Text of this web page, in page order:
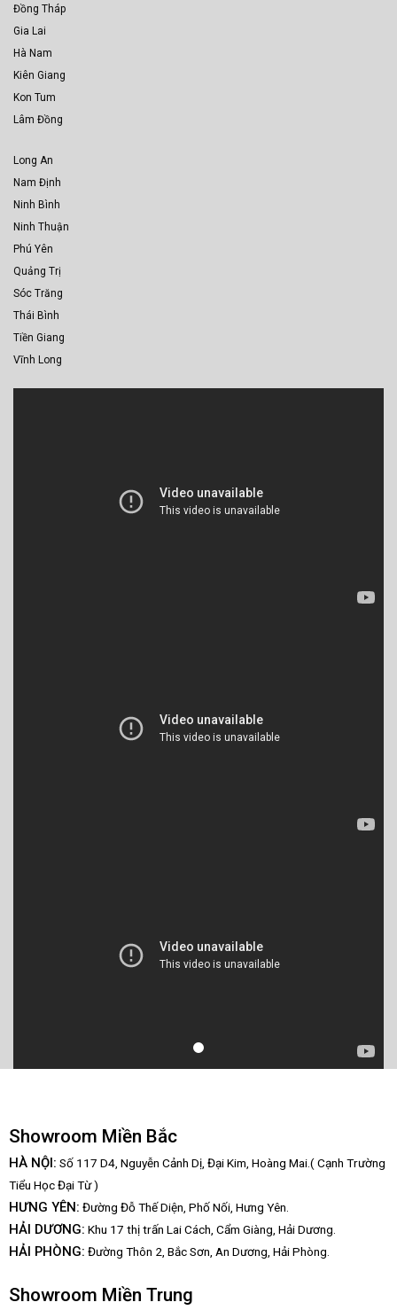
Đồng Tháp
Gia Lai
Hà Nam
Kiên Giang
Kon Tum
Lâm Đồng
Long An
Nam Định
Ninh Bình
Ninh Thuận
Phú Yên
Quảng Trị
Sóc Trăng
Thái Bình
Tiền Giang
Vĩnh Long
Showroom Miền Bắc
HÀ NỘI: Số 117 D4, Nguyễn Cảnh Dị, Đại Kim, Hoàng Mai.( Cạnh Trường
Tiểu Học Đại Từ )
HƯNG YÊN: Đường Đỗ Thế Diện, Phố Nối, Hưng Yên.
HẢI DƯƠNG: Khu 17 thị trấn Lai Cách, Cẩm Giàng, Hải Dương.
HẢI PHÒNG: Đường Thôn 2, Bắc Sơn, An Dương, Hải Phòng.
Showroom Miền Trung